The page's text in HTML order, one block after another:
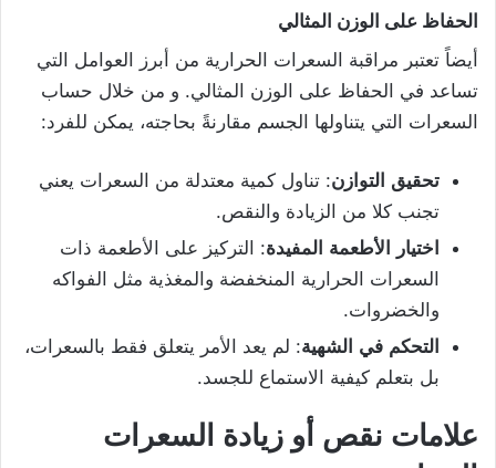
الحفاظ على الوزن المثالي
أيضاً تعتبر مراقبة السعرات الحرارية من أبرز العوامل التي
تساعد في الحفاظ على الوزن المثالي. و من خلال حساب
السعرات التي يتناولها الجسم مقارنةً بحاجته، يمكن للفرد:
تحقيق التوازن: تناول كمية معتدلة من السعرات يعني
تجنب كلا من الزيادة والنقص.
اختيار الأطعمة المفيدة: التركيز على الأطعمة ذات
السعرات الحرارية المنخفضة والمغذية مثل الفواكه
والخضروات.
التحكم في الشهية: لم يعد الأمر يتعلق فقط بالسعرات،
بل بتعلم كيفية الاستماع للجسد.
علامات نقص أو زيادة السعرات